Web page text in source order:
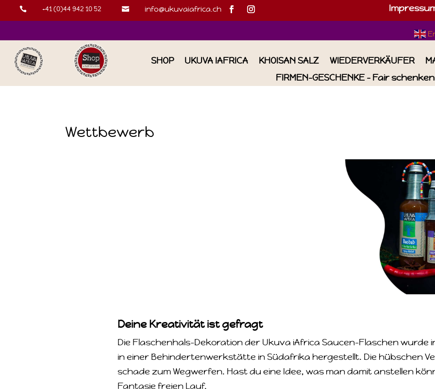
 +41 (0)44 942 10 52  info@ukuvaiafrica.ch
SHOP UKUVA IAFRICA KHOISAN SALZ WIEDERVERKÄUFER
FIRMEN-GESCHENKE – Fair
Wettbewerb
Deine Kreativität ist gefragt
Die Flaschenhals-Dekoration der Ukuva iAfrica Saucen-Flaschen wurde
in einer Behindertenwerkstätte in Südafrika hergestellt. Die hübschen
schade zum Wegwerfen. Hast du eine Idee, was man damit anstellen
Fantasie freien Lauf.